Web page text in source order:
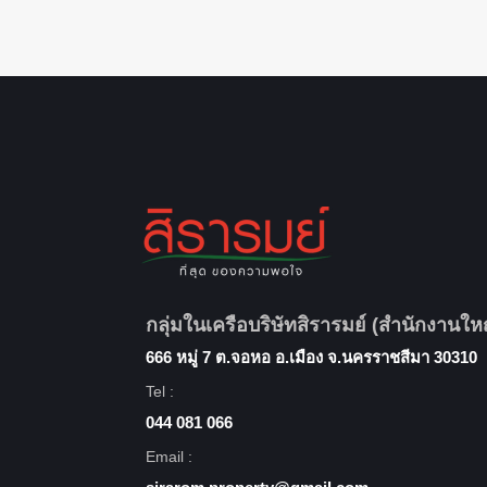
กลุ่มในเครือบริษัทสิรารมย์ (สำนักงานใ
666 หมู่ 7 ต.จอหอ อ.เมือง จ.นครราชสีมา 30310
Tel :
044 081 066
Email :